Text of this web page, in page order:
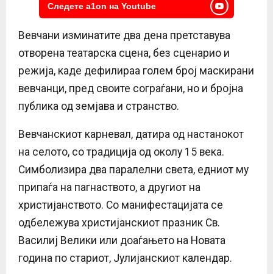
Следете a1on на Youtube
Вевчани изминатите два дена претставува
отворена театарска сцена, без сценарио и
режија, каде дефилираа голем број маскирани
вевчанци, пред своите сограѓани, но и бројна
публика од земјава и странство.
Вевчанскиот карневал, датира од настанокот
на селото, со традиција од околу 15 века.
Симболизира два паралелни света, едниот му
припаѓа на пагнаството, а другиот на
христијанството. Со манифестацијата се
одбележува христијанскиот празник Св.
Василиј Велики или доаѓањето на Новата
година по стариот, Јулијанскиот календар.